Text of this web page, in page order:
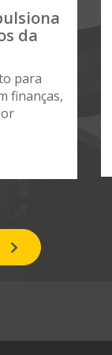
da
para
finanças,